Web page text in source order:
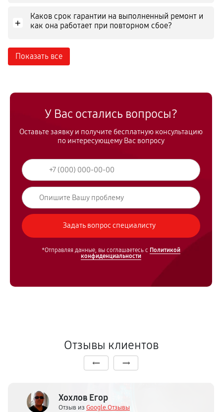
+
Каков срок гарантии на выполненный ремонт и
как она работает при повторном сбое?
Показать все
У Вас остались вопросы?
Оставьте заявку и получите бесплатную консультацию
по интересующему Вас вопросу
*Отправляя данные, вы соглашаетесь с Политикой
конфиденциальности
Отзывы клиентов
Хохлов Егор
Отзыв из Google.Отзывы